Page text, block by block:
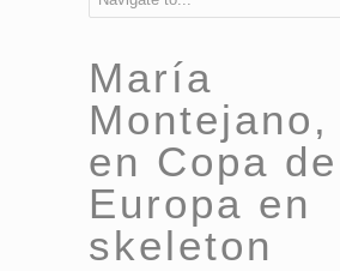
María
Montejano,
en Copa de
Europa en
skeleton